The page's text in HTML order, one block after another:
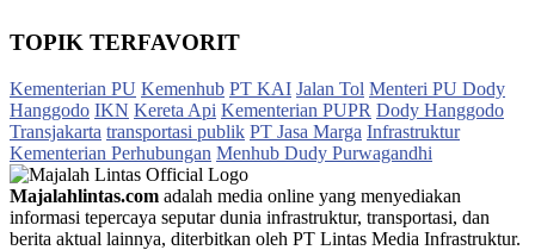
TOPIK TERFAVORIT
Kementerian PU Kemenhub PT KAI Jalan Tol Menteri PU Dody
Hanggodo IKN Kereta Api Kementerian PUPR Dody Hanggodo
Transjakarta transportasi publik PT Jasa Marga Infrastruktur
Kementerian Perhubungan Menhub Dudy Purwagandhi
Majalahlintas.com adalah media online yang menyediakan
informasi tepercaya seputar dunia infrastruktur, transportasi, dan
berita aktual lainnya, diterbitkan oleh PT Lintas Media Infrastruktur.